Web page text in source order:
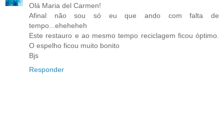
Olá Maria del Carmen!
Afinal não sou só eu que ando com falta de
tempo...eheheheh
Este restauro e ao mesmo tempo reciclagem ficou óptimo.
O espelho ficou muito bonito
Bjs
Responder